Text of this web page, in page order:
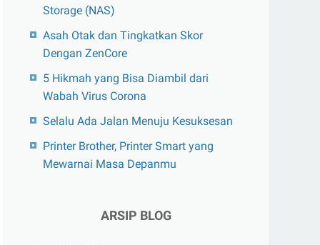
Storage (NAS)
Asah Otak dan Tingkatkan Skor
Dengan ZenCore
5 Hikmah yang Bisa Diambil dari
Wabah Virus Corona
Selalu Ada Jalan Menuju Kesuksesan
Printer Brother, Printer Smart yang
Mewarnai Masa Depanmu
ARSIP BLOG